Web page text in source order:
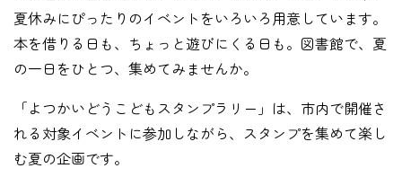
夏休みにぴったりのイベントをいろいろ用意しています。
本を借りる日も、ちょっと遊びにくる日も。図書館で、夏
の一日をひとつ、集めてみませんか。
「よつかいどうこどもスタンプラリー」は、市内で開催さ
れる対象イベントに参加しながら、スタンプを集めて楽し
む夏の企画です。